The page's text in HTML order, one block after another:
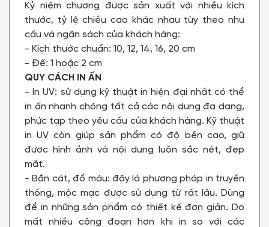
Kỷ niệm chương được sản xuất với nhiều kích
thước, tỷ lệ chiều cao khác nhau tùy theo nhu
cầu và ngân sách của khách hàng:
- Kích thước chuẩn: 10, 12, 14, 16, 20 cm
- Đế: 1 hoặc 2 cm
QUY CÁCH IN ẤN
- In UV: sử dụng kỹ thuật in hiện đại nhất có thể
in ấn nhanh chóng tất cả các nội dung đa dạng,
phức tạp theo yêu cầu của khách hàng. Kỹ thuật
in UV còn giúp sản phẩm có độ bền cao, giữ
được hình ảnh và nội dung luôn sắc nét, đẹp
mắt.
- Bắn cát, đổ màu: đây là phương pháp in truyền
thống, mộc mạc được sử dụng từ rất lâu. Dùng
để in những sản phẩm có thiết kế đơn giản. Do
mất nhiều công đoạn hơn khi in so với các